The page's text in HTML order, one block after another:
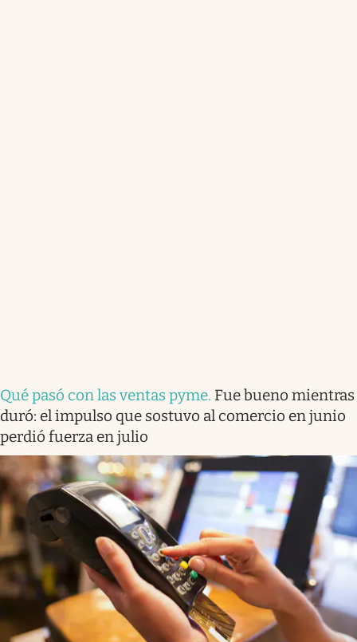
Qué pasó con las ventas pyme. Fue bueno mientras
duró: el impulso que sostuvo al comercio en junio
perdió fuerza en julio